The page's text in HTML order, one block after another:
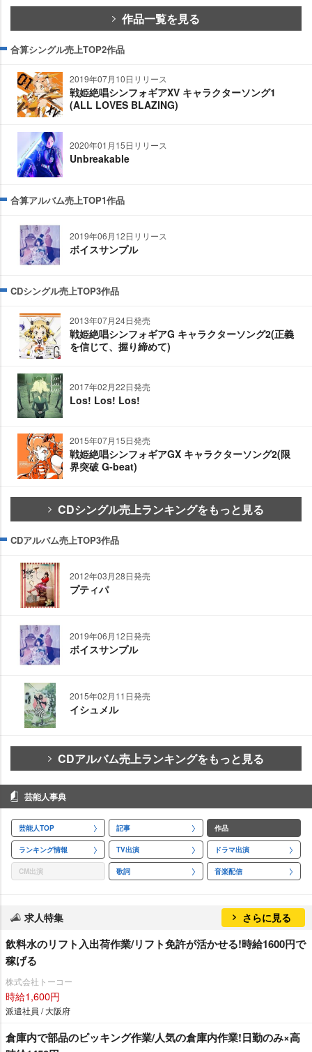
作品一覧を見る
合算シングル売上TOP2作品
2019年07月10日リリース
戦姫絶唱シンフォギアXV キャラクターソング1
(ALL LOVES BLAZING)
2020年01月15日リリース
Unbreakable
合算アルバム売上TOP1作品
2019年06月12日リリース
ボイスサンプル
CDシングル売上TOP3作品
2013年07月24日発売
戦姫絶唱シンフォギアG キャラクターソング2(正義
を信じて、握り締めて)
2017年02月22日発売
Los! Los! Los!
2015年07月15日発売
戦姫絶唱シンフォギアGX キャラクターソング2(限
界突破 G-beat)
CDシングル売上ランキングをもっと見る
CDアルバム売上TOP3作品
2012年03月28日発売
プティパ
2019年06月12日発売
ボイスサンプル
2015年02月11日発売
イシュメル
CDアルバム売上ランキングをもっと見る
芸能人事典
芸能人TOP 記事 作品
ランキング情報 TV出演 ドラマ出演
CM出演 歌詞 音楽配信
求人特集 さらに見る
飲料水のリフト入出荷作業/リフト免許が活かせる!時給1600円で
稼げる
株式会社トーコー
時給1,600円
派遣社員 / 大阪府
倉庫内で部品のピッキング作業/人気の倉庫内作業!日勤のみ×高